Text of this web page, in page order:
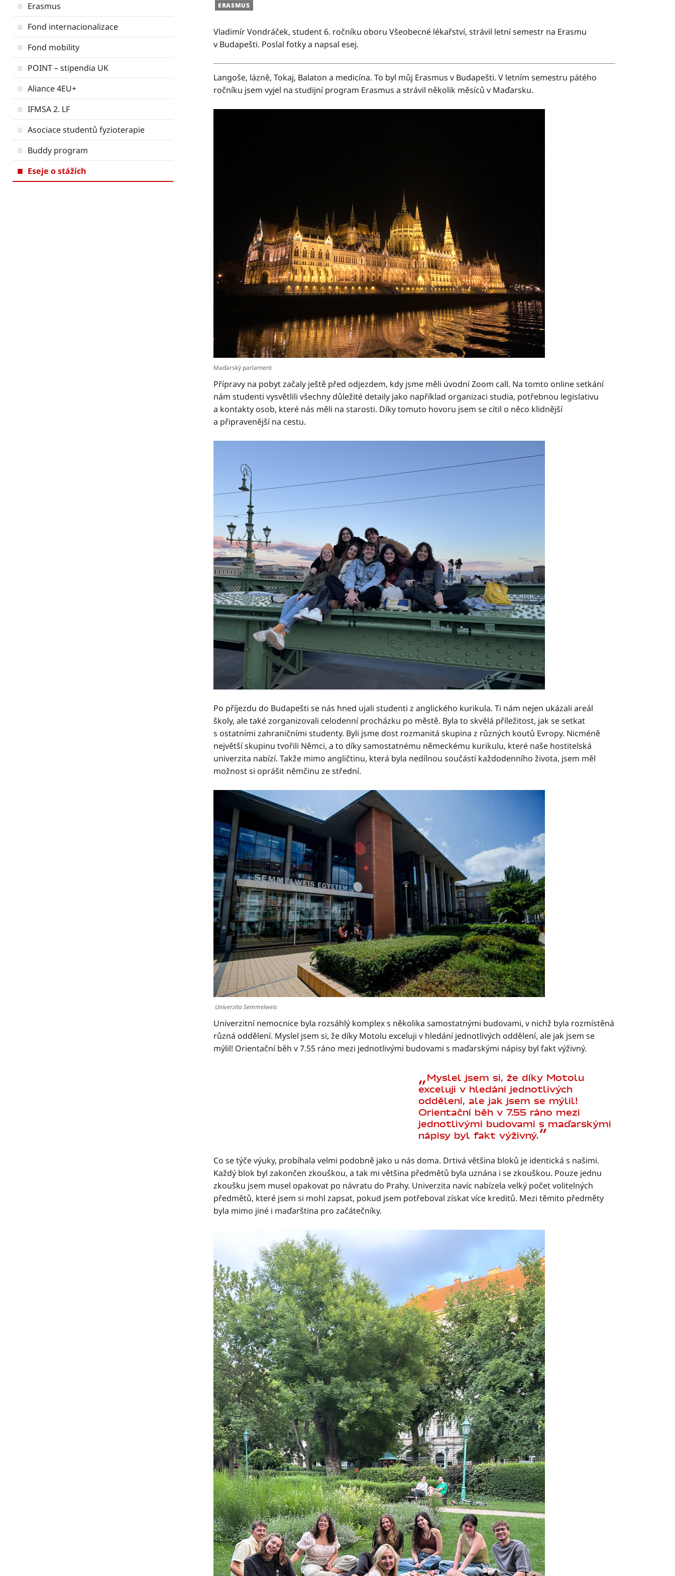
Erasmus
Fond internacionalizace
Fond mobility
POINT – stipendia UK
Aliance 4EU+
IFMSA 2. LF
Asociace studentů fyzioterapie
Buddy program
Eseje o stážích
ERASMUS
Vladimír Vondráček, student 6. ročníku oboru Všeobecné lékařství, strávil letní semestr na Erasmu
v Budapešti. Poslal fotky a napsal esej.
Langoše, lázně, Tokaj, Balaton a medicína. To byl můj Erasmus v Budapešti. V letním semestru pátého
ročníku jsem vyjel na studijní program Erasmus a strávil několik měsíců v Maďarsku.
Maďarský parlament​​
Přípravy na pobyt začaly ještě před odjezdem, kdy jsme měli úvodní Zoom call. Na tomto online setkání
nám studenti vysvětlili všechny důležité detaily jako například organizaci studia, potřebnou legislativu
a kontakty osob, které nás měli na starosti. Díky tomuto hovoru jsem se cítil o něco klidnější
a připravenější na cestu.
Po příjezdu do Budapešti se nás hned ujali studenti z anglického kurikula. Ti nám nejen ukázali areál
školy, ale také zorganizovali celodenní procházku po městě. Byla to skvělá příležitost, jak se setkat
s ostatními zahraničními studenty. Byli jsme dost rozmanitá skupina z různých koutů Evropy. Nicméně
největší skupinu tvořili Němci, a to díky samostatnému německému kurikulu, které naše hostitelská
univerzita nabízí. Takže mimo angličtinu, která byla nedílnou součástí každodenního života, jsem měl
možnost si oprášit němčinu ze střední.
Univerzita Semmelweis
Univerzitní nemocnice byla rozsáhlý komplex s několika samostatnými budovami, v nichž byla rozmístěná
různá oddělení. Myslel jsem si, že díky Motolu exceluji v hledání jednotlivých oddělení, ale jak jsem se
mýlil! Orientační běh v 7.55 ráno mezi jednotlivými budovami s maďarskými nápisy byl fakt výživný.
Myslel jsem si, že díky Motolu
exceluji v hledání jednotlivých
oddělení, ale jak jsem se mýlil!
Orientační běh v 7.55 ráno mezi
jednotlivými budovami s maďarskými
nápisy byl fakt výživný.
Co se týče výuky, probíhala velmi podobně jako u nás doma. Drtivá většina bloků je identická s našimi.
Každý blok byl zakončen zkouškou, a tak mi většina předmětů byla uznána i se zkouškou. Pouze jednu
zkoušku jsem musel opakovat po návratu do Prahy. Univerzita navíc nabízela velký počet volitelných
předmětů, které jsem si mohl zapsat, pokud jsem potřeboval získat více kreditů. Mezi těmito předměty
byla mimo jiné i maďarština pro začátečníky.